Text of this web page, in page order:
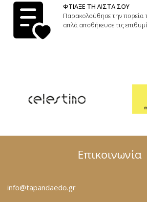
ΦΤΙΑΞΕ ΤΗ ΛΙΣΤΑ ΣΟΥ
Παρακολούθησε την πορεία
απλά αποθήκευσε τις
Επικοινωνία
info@tapandaedo.gr